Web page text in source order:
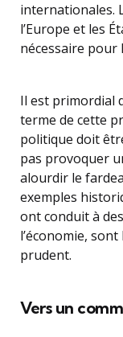
internationales.
l’Europe et les
nécessaire pour
Il est primordial
terme de cette
politique doit
pas provoquer
alourdir le
exemples
ont conduit à
l’économie,
prudent.
Vers un